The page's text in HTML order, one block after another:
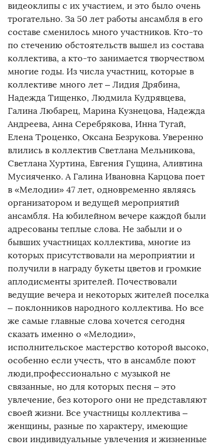
видеоклипы с их участием, и это было очень
трогательно. За 50 лет работы ансамбля в его
составе сменилось много участников. Кто-то
по стечению обстоятельств вышел из состава
коллектива, а кто-то занимается творчеством
многие годы. Из числа участниц, которые в
коллективе много лет – Лидия Дрябина,
Надежда Тищенко, Людмила Кудрявцева,
Галина Любарец, Марина Кузнецова, Надежда
Андреева, Анна Серебрякова, Инна Тугай,
Елена Троценко, Оксана Безрукова. Уверенно
влились в коллектив Светлана Мельникова,
Светлана Хуртина, Евгения Гущина, Аливтина
Мусияченко. А Галина Ивановна Карцова поет
в «Мелодии» 47 лет, одновременно являясь
организатором и ведущей мероприятий
ансамбля. На юбилейном вечере каждой были
адресованы теплые слова. Не забыли и о
бывших участницах коллектива, многие из
которых присутствовали на мероприятии и
получили в награду букеты цветов и громкие
аплодисменты зрителей. Почествовали
ведущие вечера и некоторых жителей поселка
– поклонников народного коллектива. Но все
же самые главные слова хочется сегодня
сказать именно о «Мелодии»,
исполнительское мастерство которой высоко,
особенно если учесть, что в ансамбле поют
люди,профессионально с музыкой не
связанные, но для которых песня – это
увлечение, без которого они не представляют
своей жизни. Все участницы коллектива –
женщины, разные по характеру, имеющие
свои индивидуальные увлечения и жизненные